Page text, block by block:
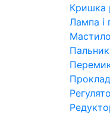
Кришка
Лампа і
Пальник